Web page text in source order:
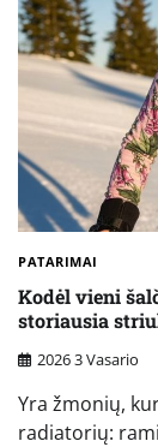
PATARIMAI
Kodėl vieni
storiausia
2026 3 Vasario
Yra žmonių,
radiatorių: